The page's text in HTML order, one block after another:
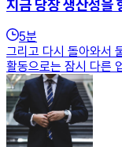
지금 당장 생산성을
5분
그리고 다시 돌아와서
활동으로는 잠시 다른